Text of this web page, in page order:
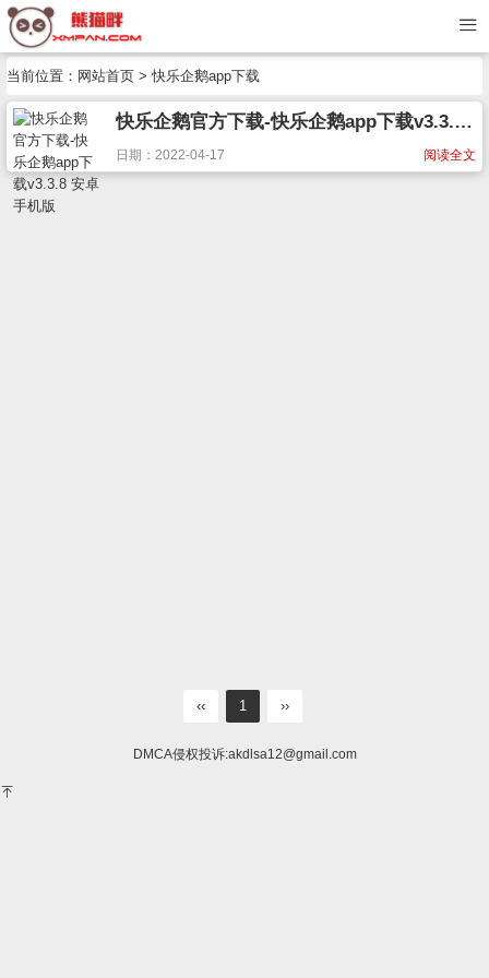
当前位置： 网站首页 > 快乐企鹅app下载
快乐企鹅官方下载-快乐企鹅app下载v3.3.8 安卓手机版
阅读全文
日期：2022-04-17
‹‹ 1 ››
DMCA侵权投诉:akdlsa12@gmail.com